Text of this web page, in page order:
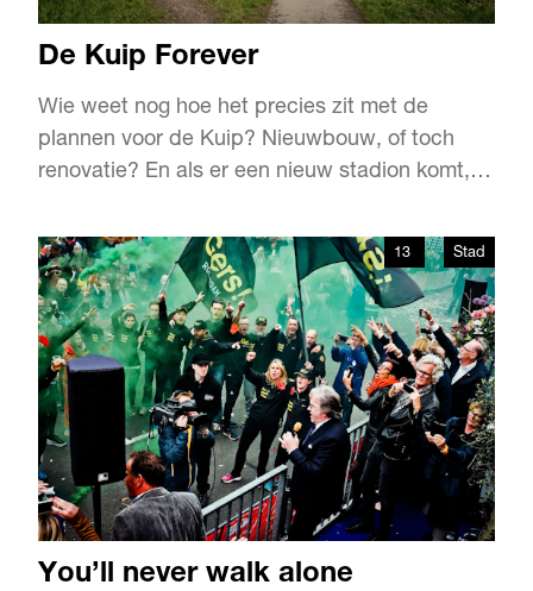
De Kuip Forever
Wie weet nog hoe het precies zit met de
plannen voor de Kuip? Nieuwbouw, of toch
renovatie? En als er een nieuw stadion komt,
jaren vlogen de plannen over tafel en liepen de
gemoederen soms hoog op.
13 Stad
You’ll never walk alone